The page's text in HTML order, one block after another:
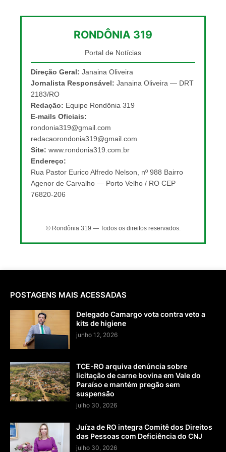
RONDÔNIA 319
Portal de Notícias
Direção Geral: Janaina Oliveira
Jornalista Responsável: Janaina Oliveira — DRT
2183/RO
Redação: Equipe Rondônia 319
E-mails Oficiais:
rondonia319@gmail.com
redacaorondonia319@gmail.com
Site: www.rondonia319.com.br
Endereço:
Rua Pastor Eurico Alfredo Nelson, nº 988 Bairro
Agenor de Carvalho — Porto Velho / RO CEP
76820-206
© Rondônia 319 — Todos os direitos reservados.
POSTAGENS MAIS ACESSADAS
Delegado Camargo vota contra veto a
kits de higiene
junho 12, 2026
TCE-RO arquiva denúncia sobre
licitação de carne bovina em Vale do
Paraíso e mantém pregão sem
suspensão
julho 30, 2026
Juíza de RO integra Comitê dos Direitos
das Pessoas com Deficiência do CNJ
julho 30, 2026